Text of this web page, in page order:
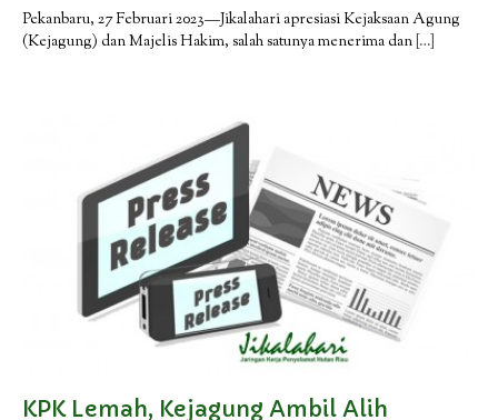
Pekanbaru, 27 Februari 2023—Jikalahari apresiasi Kejaksaan Agung
(Kejagung) dan Majelis Hakim, salah satunya menerima dan […]
KPK Lemah, Kejagung Ambil Alih